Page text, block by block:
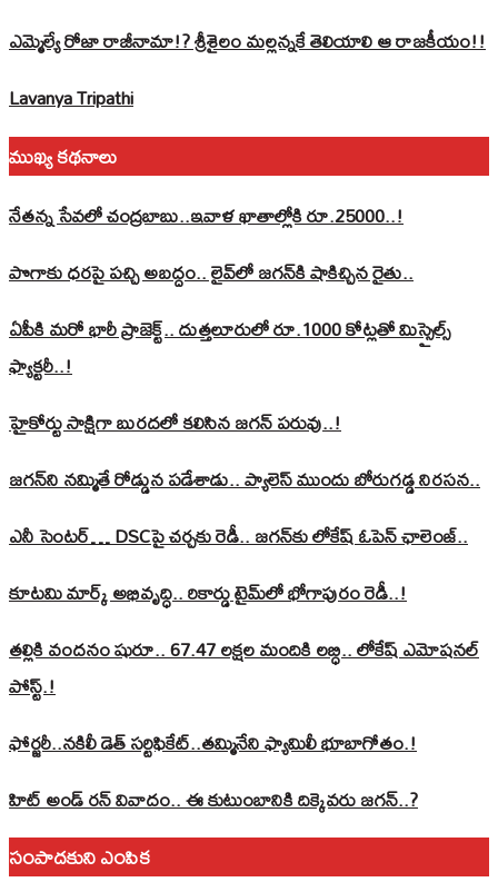
ఎమ్మెల్యే రోజా రాజీనామా!? శ్రీశైలం మల్లన్నకే తెలియాలి ఆ రాజకీయం!!
Lavanya Tripathi
ముఖ్య కథనాలు
నేతన్న సేవలో చంద్రబాబు..ఇవాళ ఖాతాల్లోకి రూ.25000..!
పొగాకు ధరపై పచ్చి అబద్దం.. లైవ్‌లో జగన్‌కి షాకిచ్చిన రైతు..
ఏపీకి మరో భారీ ప్రాజెక్ట్.. దుత్తలూరులో రూ.1000 కోట్లతో మిస్సైల్స్
ఫ్యాక్టరీ..!
హైకోర్టు సాక్షిగా బురదలో కలిసిన జగన్ పరువు..!
జగన్‌ని నమ్మితే రోడ్డున పడేశాడు.. ప్యాలెస్‌ ముందు బోరుగడ్డ నిరసన..
ఎనీ సెంటర్‌… DSCపై చర్చకు రెడీ.. జగన్‌కు లోకేష్‌ ఓపెన్ ఛాలెంజ్..
కూటమి మార్క్ అభివృద్ధి.. రికార్డు టైమ్‌లో భోగాపురం రెడీ..!
తల్లికి వందనం షురూ.. 67.47 లక్షల మందికి లబ్ధి.. లోకేష్‌ ఎమోషనల్
పోస్ట్‌.!
ఫోర్జరీ..నకిలీ డెత్ సర్టిఫికేట్..తమ్మినేని ఫ్యామిలీ భూబాగోతం.!
హిట్ అండ్ రన్ వివాదం.. ఈ కుటుంబానికి దిక్కెవరు జగన్..?
సంపాదకుని ఎంపిక